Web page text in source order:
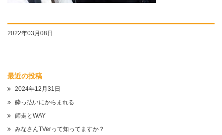
2022年03月08日
最近の投稿
2024年12月31日
酔っ払いにからまれる
師走とWAY
みなさんTVerって知ってますか？